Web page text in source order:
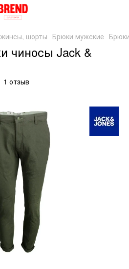
шорты Брюки мужские
чиносы Jack &
1 отзыв